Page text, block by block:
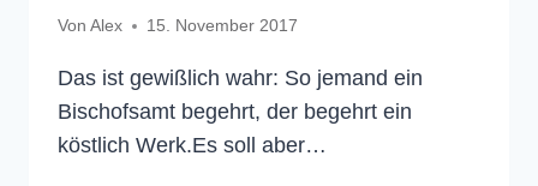
Von Alex 15. November 2017
Das ist gewißlich wahr: So jemand ein
Bischofsamt begehrt, der begehrt ein
köstlich Werk.Es soll aber…